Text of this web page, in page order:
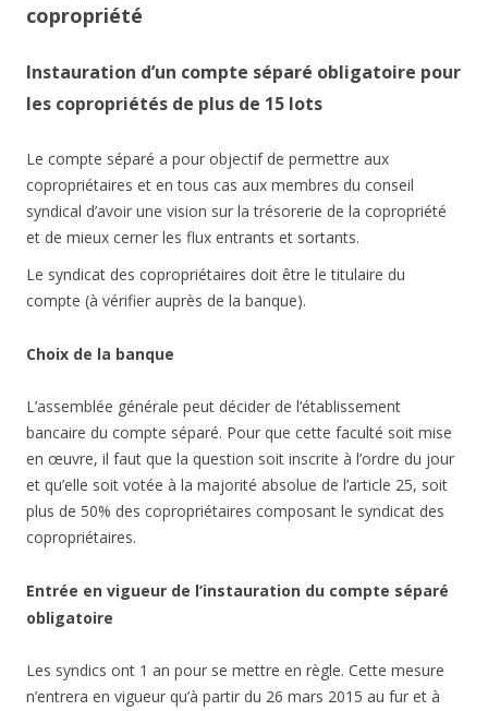
copropriété
Instauration d’un compte séparé obligatoire pour
les copropriétés de plus de 15 lots
Le compte séparé a pour objectif de permettre aux
copropriétaires et en tous cas aux membres du conseil
syndical d’avoir une vision sur la trésorerie de la copropriété
et de mieux cerner les flux entrants et sortants.
Le syndicat des copropriétaires doit être le titulaire du
compte (à vérifier auprès de la banque).
Choix de la banque
L’assemblée générale peut décider de l’établissement
bancaire du compte séparé. Pour que cette faculté soit mise
en œuvre, il faut que la question soit inscrite à l’ordre du jour
et qu’elle soit votée à la majorité absolue de l’article 25, soit
plus de 50% des copropriétaires composant le syndicat des
copropriétaires.
Entrée en vigueur de l’instauration du compte séparé
obligatoire
Les syndics ont 1 an pour se mettre en règle. Cette mesure
n’entrera en vigueur qu’à partir du 26 mars 2015 au fur et à